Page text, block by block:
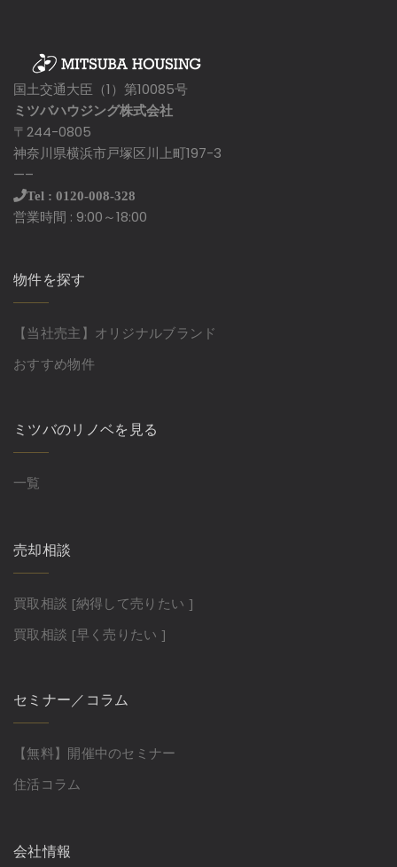
国土交通大臣（1）第10085号
ミツバハウジング株式会社
〒244-0805
神奈川県横浜市戸塚区川上町197-3
—–
Tel : 0120-008-328
営業時間 : 9:00～18:00
物件を探す
【当社売主】オリジナルブランド
おすすめ物件
ミツバのリノベを見る
一覧
売却相談
買取相談 [納得して売りたい ]
買取相談 [早く売りたい ]
セミナー／コラム
【無料】開催中のセミナー
住活コラム
会社情報